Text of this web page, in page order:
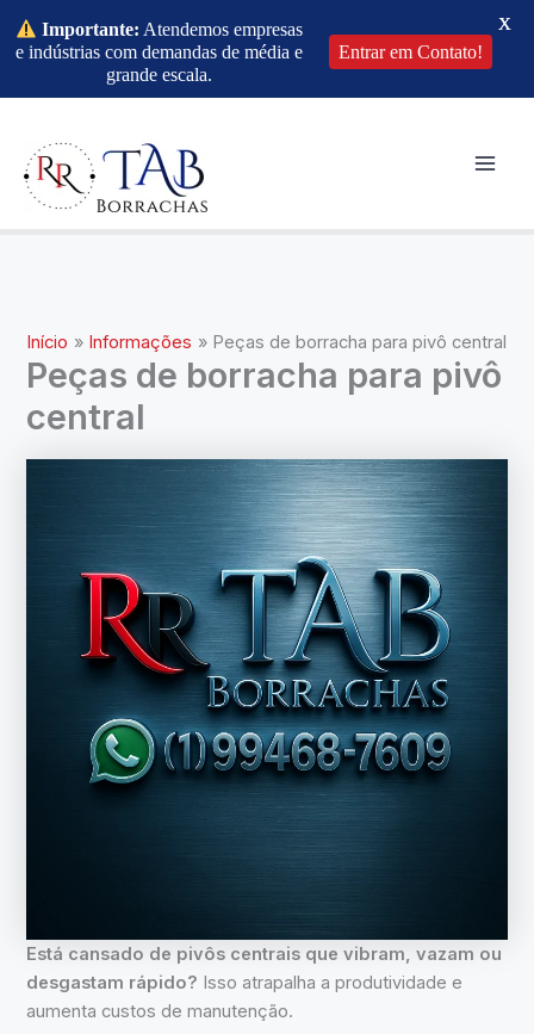
conteúdo
Início Informações Peças de borracha para pivô central
Peças de borracha para pivô
central
Está cansado de pivôs centrais que vibram, vazam ou
desgastam rápido? Isso atrapalha a produtividade e
aumenta custos de manutenção.
Importante: Atendemos empresas
e indústrias com demandas de média e
grande escala.
Entrar em Contato!
X